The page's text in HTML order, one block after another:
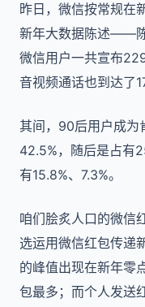
昨日，微信按常规在
新年大数据陈述——
微信用户一共宣布
音视频通话也到达了
其间，90后用户成为
42.5%，随后是占有
有15.8%、7.3%。
咱们脍炙人口的微信
选运用微信红包传递
的峰值出现在新年零
包最多；而个人发送